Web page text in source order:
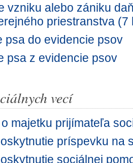
vzniku alebo zániku
priestranstva (7
psa do evidencie psov
psa z evidencie psov
vecí
majetku prijímateľa
príspevku na
sociálnej